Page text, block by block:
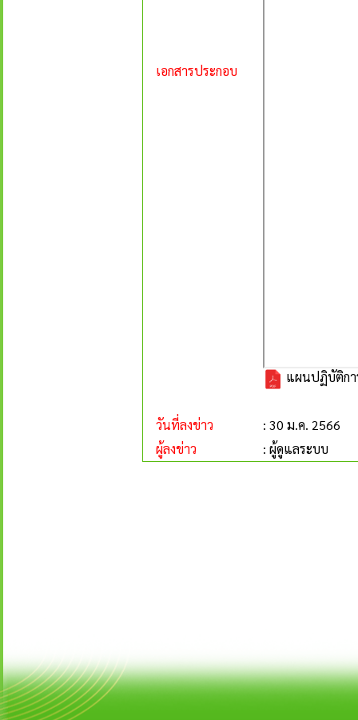
เอกสารประกอบ
แผนปฏิบัติกา
วันที่ลงข่าว
: 30 ม.ค. 2566
ผู้ลงข่าว
: ผู้ดูแลระบบ